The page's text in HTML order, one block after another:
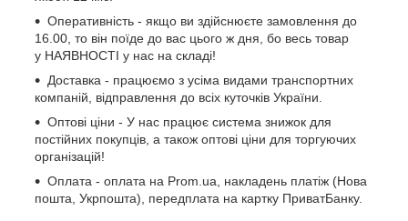
Оперативність - якщо ви здійснюєте замовлення до
16.00, то він поїде до вас цього ж дня, бо весь товар
у НАЯВНОСТІ у нас на складі!
Доставка - працюємо з усіма видами транспортних
компаній, відправлення до всіх куточків України.
Оптові ціни - У нас працює система знижок для
постійних покупців, а також оптові ціни для торгуючих
організацій!
Оплата - оплата на Prom.ua, накладень платіж (Нова
пошта, Укрпошта), передплата на картку ПриватБанку.